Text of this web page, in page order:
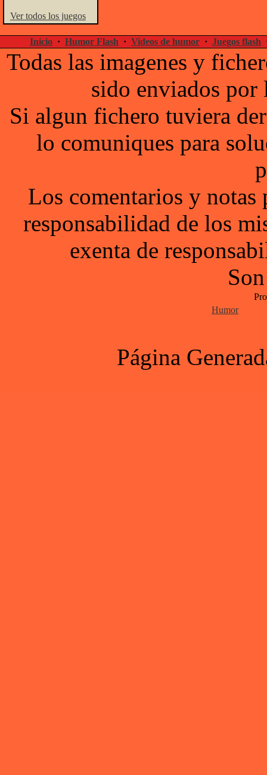
Ver todos los juegos
Inicio · Humor Flash · Videos de humor · Juegos flash
Todas las imagenes y
sido enviados por
Si algun fichero tuviera
lo comuniques para
Los comentarios y notas
responsabilidad de los
exenta de
Humor
Página